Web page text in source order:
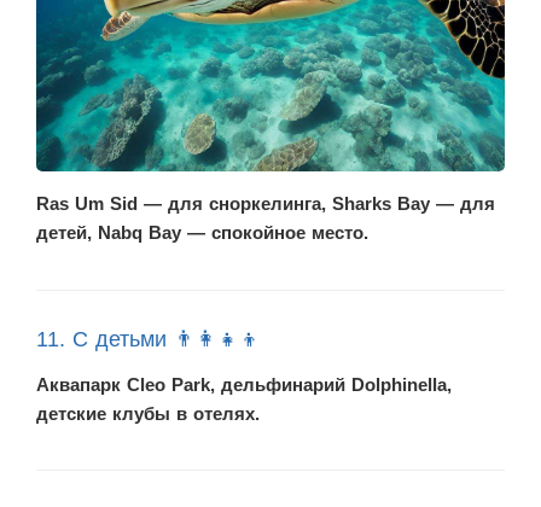
Ras Um Sid — для сноркелинга, Sharks Bay — для
детей, Nabq Bay — спокойное место.
11. С детьми 👨‍👩‍👧‍👦
Аквапарк Cleo Park, дельфинарий Dolphinella,
детские клубы в отелях.